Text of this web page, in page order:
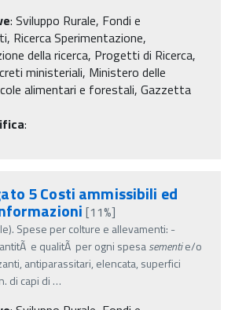
: Sviluppo Rurale, Fondi e
Ricerca Sperimentazione,
della ricerca, Progetti di Ricerca,
ministeriali, Ministero delle
alimentari e forestali, Gazzetta
:
5 Costi ammissibili ed
[11%]
Spese per colture e allevamenti: -
e qualitÃ per ogni spesasementie/o
antiparassitari, elencata, superfici
di capi di …